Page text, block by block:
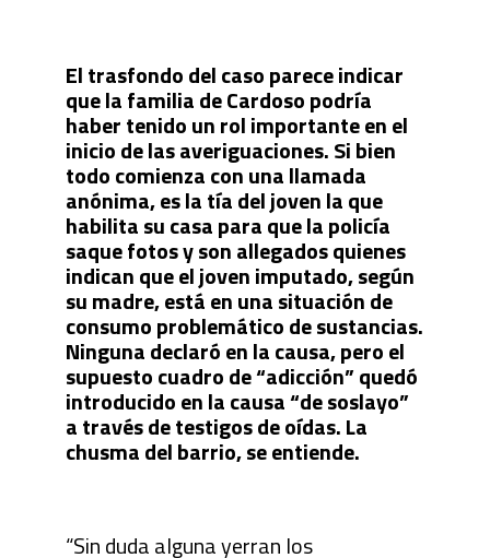
El trasfondo del caso parece indicar
que la familia de Cardoso podría
haber tenido un rol importante en el
inicio de las averiguaciones. Si bien
todo comienza con una llamada
anónima, es la tía del joven la que
habilita su casa para que la policía
saque fotos y son allegados quienes
indican que el joven imputado, según
su madre, está en una situación de
consumo problemático de sustancias.
Ninguna declaró en la causa, pero el
supuesto cuadro de “adicción” quedó
introducido en la causa “de soslayo”
a través de testigos de oídas. La
chusma del barrio, se entiende.
“Sin duda alguna yerran los